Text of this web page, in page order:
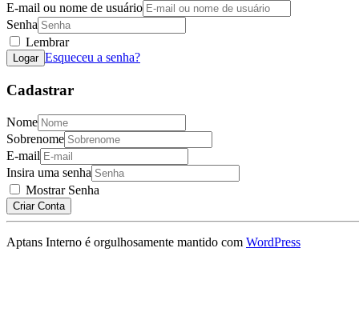
E-mail ou nome de usuário
Senha
Lembrar
Logar Esqueceu a senha?
Cadastrar
Nome
Sobrenome
E-mail
Insira uma senha
Mostrar Senha
Criar Conta
Aptans Interno é orgulhosamente mantido com WordPress